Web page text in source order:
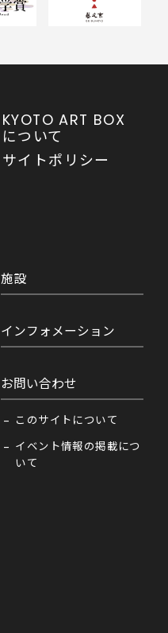
KYOTO ART BOX
について
サイトポリシー
施設
インフォメーション
お問い合わせ
このサイトについて
イベント情報の掲載につ
いて